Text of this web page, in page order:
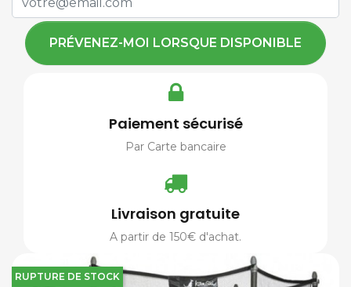
RUPTURE DE STOCK
PRÉVENEZ-MOI LORSQUE DISPONIBLE
Paiement sécurisé
Par Carte bancaire
Livraison gratuite
A partir de 150€ d'achat.